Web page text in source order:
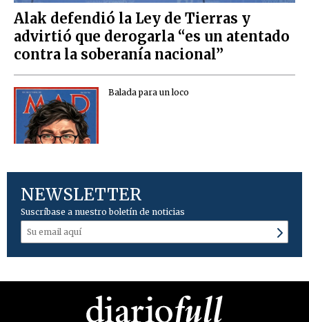
Alak defendió la Ley de Tierras y
advirtió que derogarla “es un atentado
contra la soberanía nacional”
Balada para un loco
NEWSLETTER
Suscríbase a nuestro boletín de noticias